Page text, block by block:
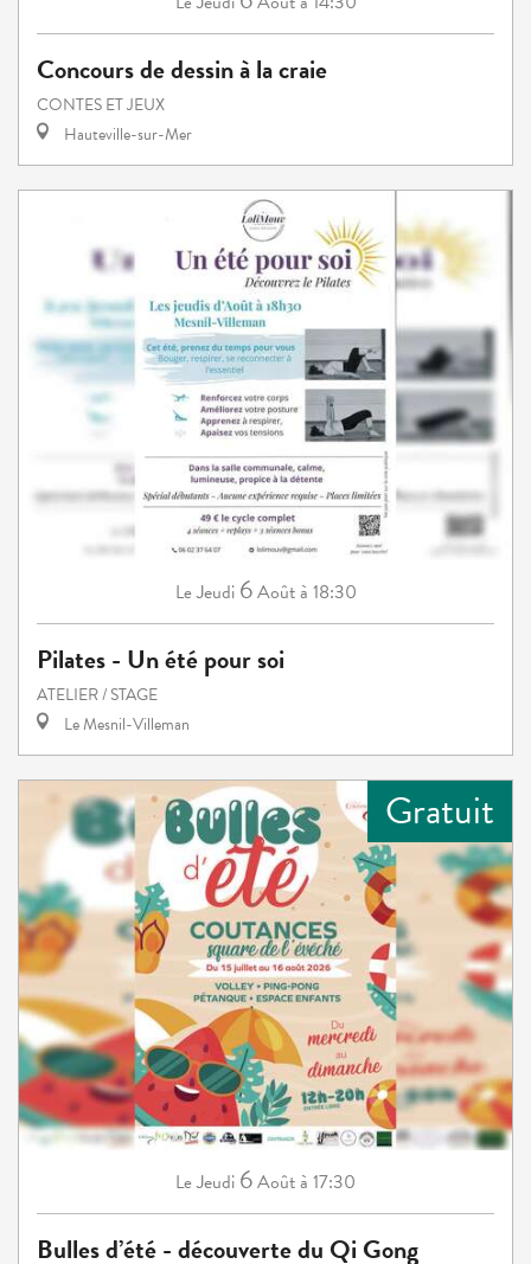
Concours de dessin à la craie
CONTES ET JEUX
Hauteville-sur-Mer
LeJeudi 6Aoûtà 18:30
Pilates - Un été pour soi
ATELIER / STAGE
Le Mesnil-Villeman
Gratuit
LeJeudi 6Aoûtà 17:30
Bulles d’été - découverte du Qi Gong